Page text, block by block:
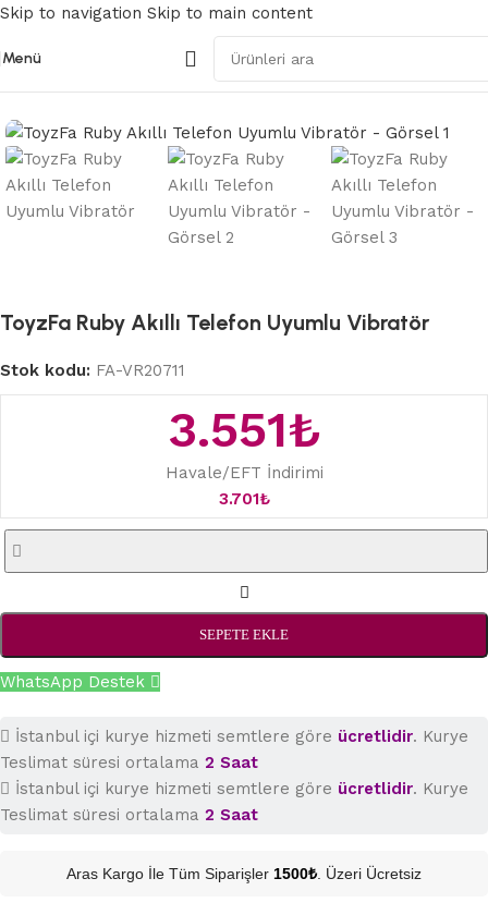
Skip to navigation Skip to main content
Menü
Kegel Egzersiz Ürünleri
ToyzFa Ruby Akıllı Telefon Uyumlu Vibratör
Stok kodu: FA-VR20711
3.551₺
Havale/EFT İndirimi
3.701₺
SEPETE EKLE
WhatsApp Destek
İstanbul içi kurye hizmeti semtlere göre ücretlidir. Kurye
Teslimat süresi ortalama 2 Saat
İstanbul içi kurye hizmeti semtlere göre ücretlidir. Kurye
Teslimat süresi ortalama 2 Saat
Aras Kargo İle Tüm Siparişler 1500₺ . Üzeri Ücretsiz